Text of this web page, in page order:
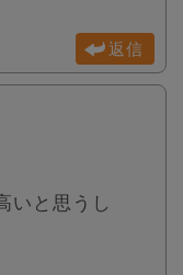
返信
いと思うし